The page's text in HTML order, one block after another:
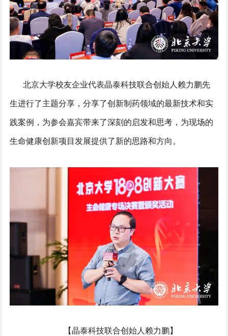
北京大学校友企业代表晶泰科技联合创始人赖力鹏先
生进行了主题分享，分享了创新制药领域的最新技术和实
践案例，为参会嘉宾带来了深刻的启发和思考，为现场的
生命健康创新项目发展提供了新的思路和方向。
【晶泰科技联合创始人赖力鹏】